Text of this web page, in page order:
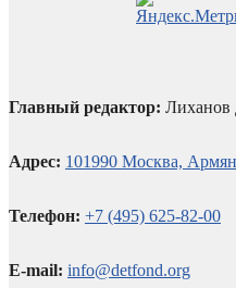
Главный редактор:
Адрес: 101990 Москва,
Телефон: +7 (495) 625-82-00
E-mail: info@detfond.org